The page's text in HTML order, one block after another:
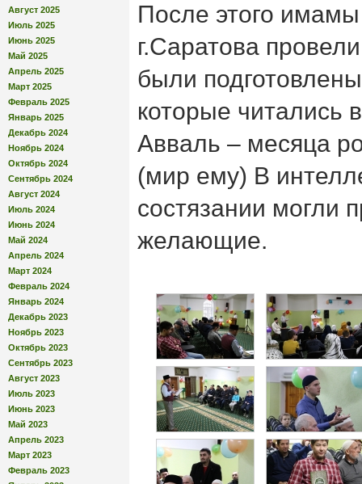
Август 2025
Июль 2025
Июнь 2025
Май 2025
Апрель 2025
Март 2025
Февраль 2025
Январь 2025
Декабрь 2024
Ноябрь 2024
Октябрь 2024
Сентябрь 2024
Август 2024
Июль 2024
Июнь 2024
Май 2024
Апрель 2024
Март 2024
Февраль 2024
Январь 2024
Декабрь 2023
Ноябрь 2023
Октябрь 2023
Сентябрь 2023
Август 2023
Июль 2023
Июнь 2023
Май 2023
Апрель 2023
Март 2023
Февраль 2023
После этого
г.Саратова
были
которые читались
Авваль – месяца
(мир ему) В
состязании могли
желающие.